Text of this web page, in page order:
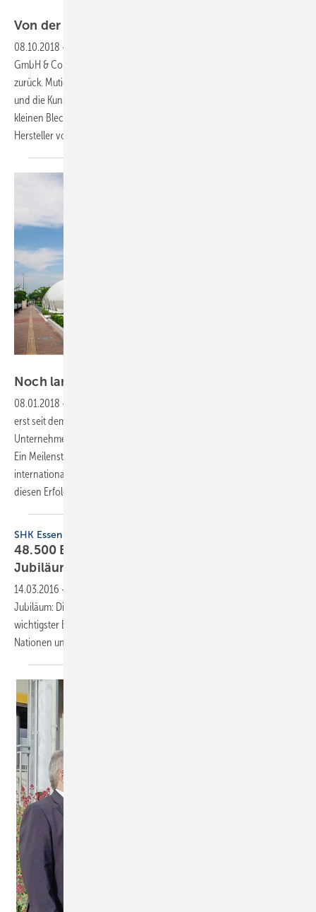
Von der Wanne zur
08.10.2018 -
GmbH & Co. KG auf ihre erfolgreiche 100-jährige Firmengeschichte
zurück. Mutige Entscheidungen, der stets nach vorn gerichtete Blick
und die Kunst, sich immer wieder neu zu erfinden: So ist aus einer
kleinen Blechwarenfabrik in Ahlen einer der weltweit führenden
Hersteller von emaillierten Badlösungen geworden.
Noch lange nicht reif fürs
08.01.2018 -
erst seit dem Jahr 2009 bekannt. Dabei kann das japanische
Unternehmen auf eine 100-jährige Firmengeschichte zurückblicken.
Ein Meilenstein in der Historie: die marktreife Entwicklung der
international „Washlets“ genannten Dusch-WCs. Toto alleine auf
diesen Erfolg zu reduzieren, wäre aber zu kurz
SHK Essen
48.500 Besucher kamen zum 50-jährigen
Jubiläum
14.03.2016 -
Jubiläum: Die SHK Essen vom 9. bis 12. März 2016 hat ihre Position als
wichtigster Branchentreff im Nordwesten mit 556 Ausstellern aus 18
Nationen und rund 48.500 Besucher unter Beweis